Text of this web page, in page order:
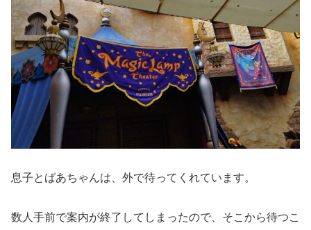
息子とばあちゃんは、外で待ってくれています。
数人手前で案内が終了してしまったので、そこから待つこ